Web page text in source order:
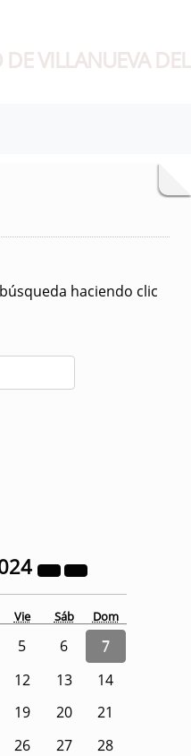
VILLANUEVA
haciendo clic
Vie Sáb Dom
5 6
7
12 13
14
19 20
21
26 27
28